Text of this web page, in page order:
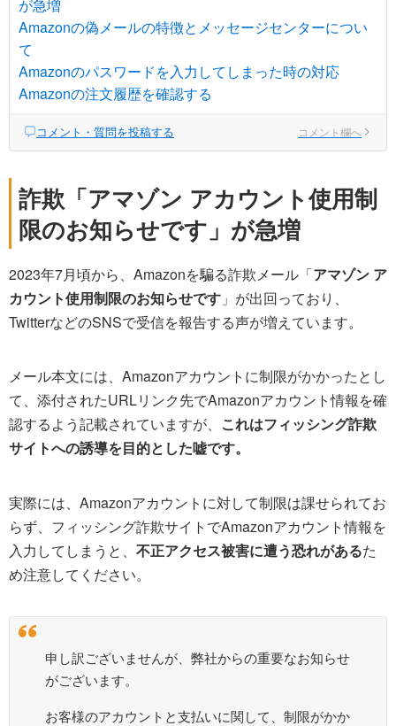
が急増
Amazonの偽メールの特徴とメッセージセンターについ
て
Amazonのパスワードを入力してしまった時の対応
Amazonの注文履歴を確認する
コメント・質問を投稿する コメント欄へ
詐欺「アマゾン アカウント使用制
限のお知らせです」が急増
2023年7月頃から、Amazonを騙る詐欺メール「アマゾン ア
カウント使用制限のお知らせです 」が出回っており、
TwitterなどのSNSで受信を報告する声が増えています。
メール本文には、Amazonアカウントに制限がかかったとし
て、添付されたURLリンク先でAmazonアカウント情報を確
認するよう記載されていますが、 これはフィッシング詐欺
サイトへの誘導を目的とした嘘です。
実際には、Amazonアカウントに対して制限は課せられてお
らず、フィッシング詐欺サイトでAmazonアカウント情報を
入力してしまうと、 不正アクセス被害に遭う恐れがあるた
め注意してください。
申し訳ございませんが、弊社からの重要なお知らせ
がございます。
お客様のアカウントと支払いに関して、制限がかか